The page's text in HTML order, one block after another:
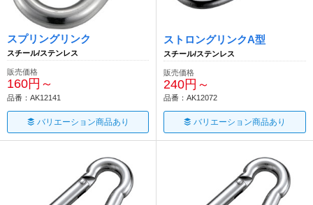
スプリングリンク
スチール/ステンレス
販売価格
160円～
品番：AK12141
バリエーション商品あり
ストロングリンクA型
スチール/ステンレス
販売価格
240円～
品番：AK12072
バリエーション商品あり